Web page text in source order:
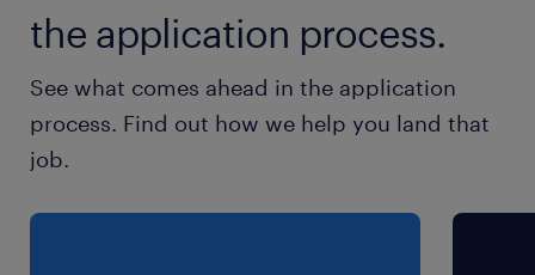
東武伊勢崎線／花崎駅（車6分）
東北本線、東武日光線／栗橋駅（車15分）
休日休暇
the application process.
See what comes ahead in the application
process. Find out how we help you land that
job.